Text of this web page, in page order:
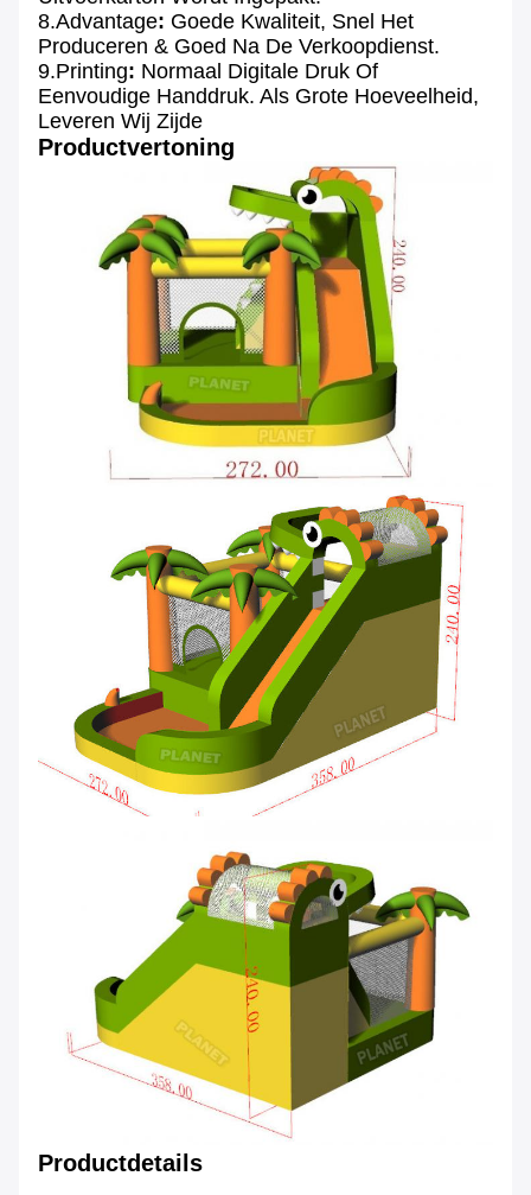
8.Advantage: Goede Kwaliteit, Snel Het
Produceren & Goed Na De Verkoopdienst.
9.Printing: Normaal Digitale Druk Of
Eenvoudige Handdruk. Als Grote Hoeveelheid,
Leveren Wij Zijde
Productvertoning
Productdetails